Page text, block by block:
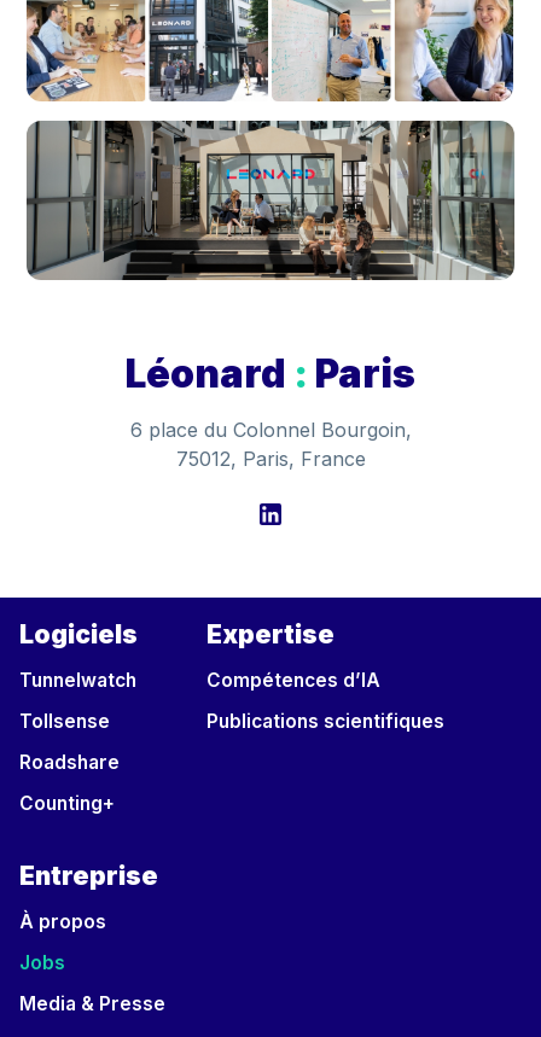
Léonard:Paris
Tollsense
Roadshare
Counting+
Expertise
Publications scientifiques
Entreprise
À propos
Media & Presse
Contact